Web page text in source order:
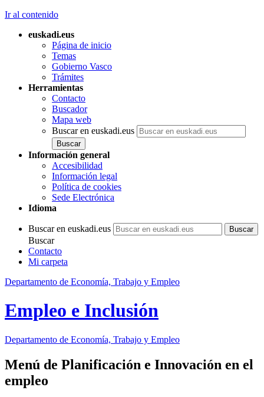
Ir al contenido
euskadi.eus
Página de inicio
Temas
Gobierno Vasco
Trámites
Herramientas
Contacto
Buscador
Mapa web
Buscar en euskadi.eus
Información general
Accesibilidad
Información legal
Política de cookies
Sede Electrónica
Idioma
Buscar en euskadi.eus
Buscar
Contacto
Mi carpeta
Departamento de Economía, Trabajo y Empleo
Empleo e Inclusión
Departamento de Economía, Trabajo y Empleo
Menú de Planificación e Innovación en el
empleo